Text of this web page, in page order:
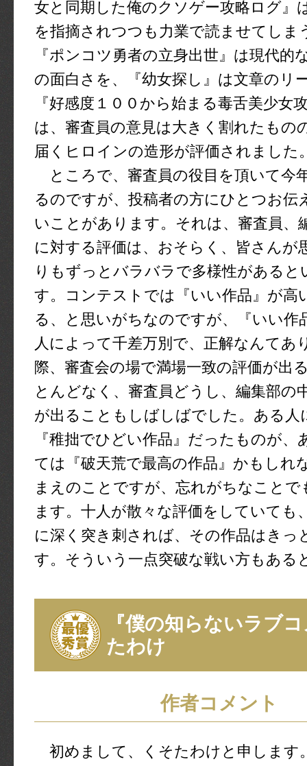
女と同期した俺のクソゲー攻略ログ』
を指摘されつつも力業で読ませてしま
『ポンコツ勇者の立身出世』は現代的
の面白さを、『幼女探し』は文章のリ
『好感度１００から始まる毒舌美少女
は、審査員の意見は大きく割れたもの
届くヒロインの造形が評価されました
ところで、審査員の役目を頂いて今
るのですが、投稿者の方にひとつお伝
いことがあります。それは、審査員、
に対する評価は、おそらく、皆さんが
りもずっとバラバラで多様性があると
す。コンテストでは『いい作品』が高
る、と思いがちなのですが、『いい作
人によって千差万別で、正解なんてあ
際、審査会の場で満場一致の評価が出
とんどなく、審査員どうし、編集部の
が出ることもしばしばでした。ある人
『稚拙でひどい作品』だったものが、
ては『破天荒で最高の作品』かもしれ
まえのことですが、忘れがちなことで
ます。十人が散々な評価をしていても
に深く突き刺されば、その作品はきっ
す。そういう一点突破な戦い方もある
『僕の知らないラブ
たわけ
作者コメント
初めまして、くそたわけと申します